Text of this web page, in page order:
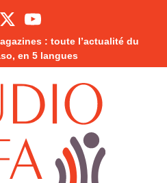
: toute l’actualité du
en 5 langues